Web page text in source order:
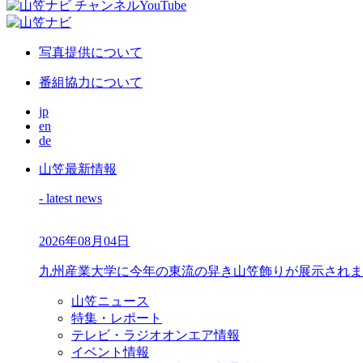
写真提供について
番組協力について
jp
en
de
山笠最新情報
- latest news
2026年08月04日
九州産業大学に今年の東流の舁き山笠飾りが展示され
山笠ニュース
特集・レポート
テレビ・ラジオオンエア情報
イベント情報